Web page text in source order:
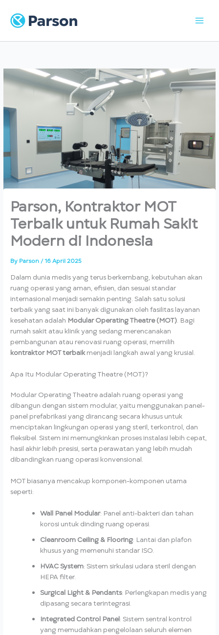
content
Parson, Kontraktor MOT
Terbaik untuk Rumah Sakit
Modern di Indonesia
By Parson/16 April 2025
Dalam dunia medis yang terus berkembang, kebutuhan akan
ruang operasi yang aman, efisien, dan sesuai standar
internasional menjadi semakin penting. Salah satu solusi
terbaik yang saat ini banyak digunakan oleh fasilitas layanan
kesehatan adalah Modular Operating Theatre (MOT). Bagi
rumah sakit atau klinik yang sedang merencanakan
pembangunan atau renovasi ruang operasi, memilih
kontraktor MOT terbaikmenjadi langkah awal yang krusial.
Apa Itu Modular Operating Theatre (MOT)?
Modular Operating Theatre adalah ruang operasi yang
dibangun dengan sistem modular, yaitu menggunakan panel-
panel prefabrikasi yang dirancang secara khusus untuk
menciptakan lingkungan operasi yang steril, terkontrol, dan
fleksibel. Sistem ini memungkinkan proses instalasi lebih cepat,
hasil akhir lebih presisi, serta perawatan yang lebih mudah
dibandingkan ruang operasi konvensional.
MOT biasanya mencakup komponen-komponen utama
seperti:
Wall Panel Modular: Panel anti-bakteri dan tahan
korosi untuk dinding ruang operasi.
Cleanroom Ceiling & Flooring: Lantai dan plafon
khusus yang memenuhi standar ISO.
HVAC System: Sistem sirkulasi udara steril dengan
HEPA filter.
Surgical Light & Pendants: Perlengkapan medis yang
dipasang secara terintegrasi.
Integrated Control Panel: Sistem sentral kontrol
yang memudahkan pengelolaan seluruh elemen